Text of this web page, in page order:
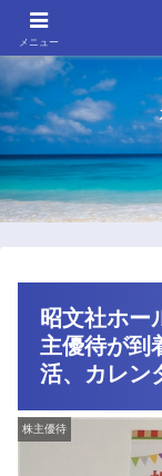
昭文社ホー
主優待が到
活、カレン
株主優待
メニュー